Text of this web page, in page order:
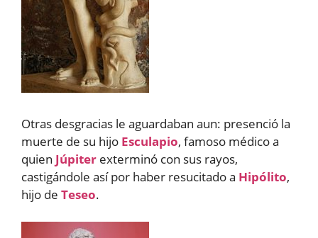
Otras desgracias le aguardaban aun: presenció la
muerte de su hijo Esculapio, famoso médico a
quien Júpiter exterminó con sus rayos,
castigándole así por haber resucitado a Hipólito,
hijo de Teseo.